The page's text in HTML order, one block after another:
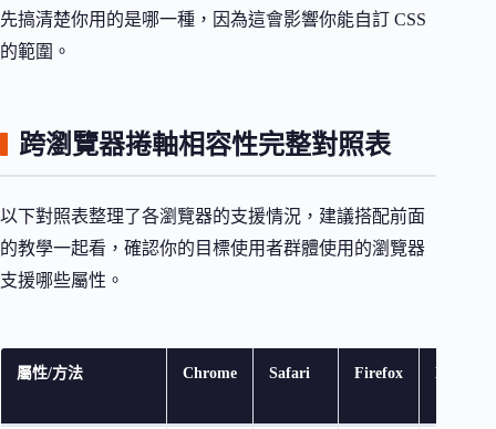
先搞清楚你用的是哪一種，因為這會影響你能自訂 CSS
的範圍。
跨瀏覽器捲軸相容性完整對照表
以下對照表整理了各瀏覽器的支援情況，建議搭配前面
的教學一起看，確認你的目標使用者群體使用的瀏覽器
支援哪些屬性。
屬性/方法 Chrome Safari Firefox Edge